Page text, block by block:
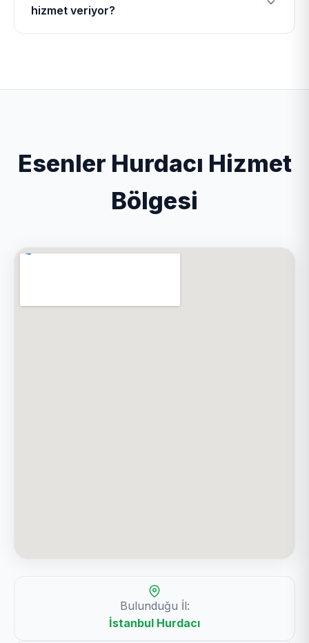
kantar ile tartım yapmaktadır. Hurdaları yüksek
fiyatlar ile değerinde almakta ve geri dönüşüme
ödeme ve hızlı havale/EFT yöntemi ile çalışmaktadır.
hizmet veriyor?
Esenler Hurdacı Hizmet
Bölgesi
Bulunduğu İl:
İstanbul Hurdacı